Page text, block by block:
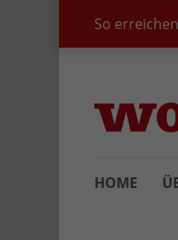
So
HOME